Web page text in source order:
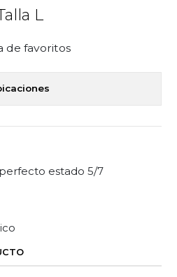
L
de favoritos
estado 5/7